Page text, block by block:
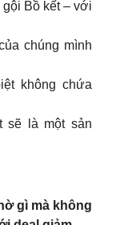
Bồ kết – với
chúng mình
không chứa
sẽ là một sản
gì mà không